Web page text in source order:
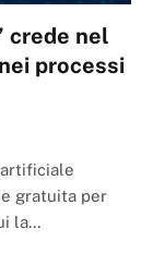
crede nel
processi
artificiale
gratuita per
la…